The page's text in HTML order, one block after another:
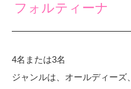
フォルティーナ
4名または3名
ジャンルは、オールディー